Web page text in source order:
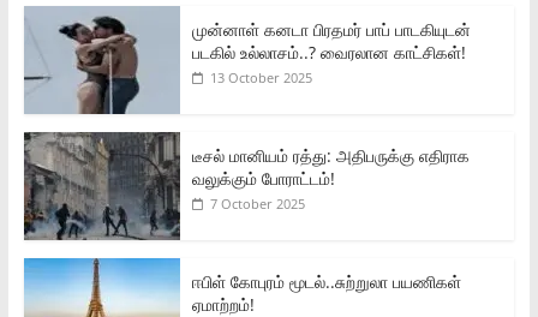
முன்னாள் கனடா பிரதமர் பாப் பாடகியுடன்
படகில் உல்லாசம்..? வைரலான காட்சிகள்!
13 October 2025
டீசல் மானியம் ரத்து: அதிபருக்கு எதிராக
வலுக்கும் போராட்டம்!
7 October 2025
ஈபிள் கோபுரம் மூடல்..சுற்றுலா பயணிகள்
ஏமாற்றம்!